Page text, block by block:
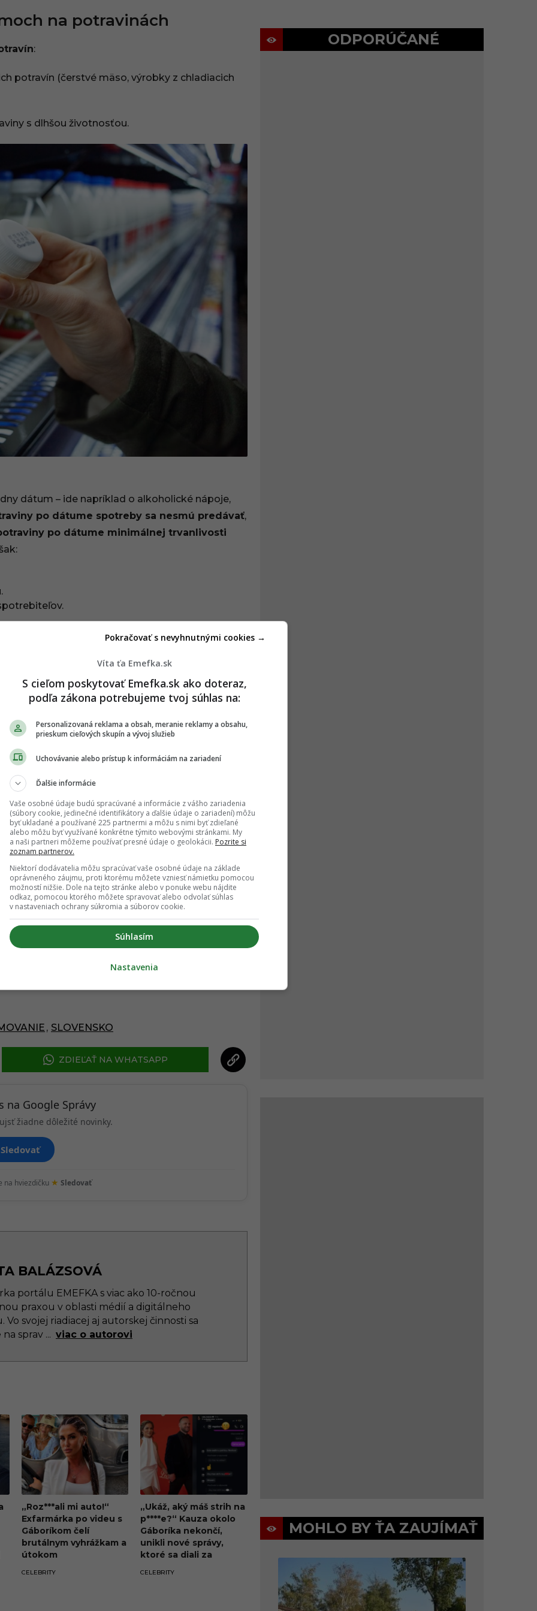
na potravinách
:
potravín (čerstvé mäso, výrobky z chladiacich
s dlhšou životnosťou.
dátum – ide napríklad o alkoholické nápoje,
po dátume spotreby sa nesmú predávať,
po dátume minimálnej trvanlivosti
je možné navyše podať podnet príslušnému
a potravinová správa Slovenskej republiky,“
buď výmenu za bezchybný produkt, alebo
Je dôležité poznamenať, že aj pri nákupe
právo na reklamáciu, ak predajca nedodržal
ŤA ZAUJÍMAŤ:
je povolené pridávať do pečiva či do
Nájdeš ho v týchto potravinách
ĎALŠÍ ČLÁNOK
, SLOVENSKO
ZDIEĽAŤ NA WHATSAPP
na Google Správy
žiadne dôležité novinky.
Sledovať
na hviezdičku ★ Sledovať
BALÁZSOVÁ
portálu EMEFKA s viac ako 10-ročnou
praxou v oblasti médií a digitálneho
Vo svojej riadiacej aj autorskej činnosti sa
na sprav ... viac o autorovi
„Roz***ali mi auto!“
Exfarmárka po videu s
Gáboríkom čelí
brutálnym vyhrážkam a
útokom
CELEBRITY
„Ukáž, aký máš strih na
p****e?“ Kauza okolo
Gáboríka nekončí,
unikli nové správy,
ktoré sa diali za
CELEBRITY
ODPORÚČANÉ
MOHLO BY ŤA ZAUJÍMAŤ
Víta ťa Emefka.sk
S cieľom poskytovať Emefka.sk ako doteraz,
podľa zákona potrebujeme tvoj súhlas na:
Personalizovaná reklama a obsah, meranie reklamy a obsahu,
prieskum cieľových skupín a vývoj služieb
Uchovávanie alebo prístup k informáciám na zariadení
Ďalšie informácie
Vaše osobné údaje budú spracúvané a informácie z vášho zariadenia
(súbory cookie, jedinečné identifikátory a ďalšie údaje o zariadení) môžu
byť ukladané a používané 225 partnermi a môžu s nimi byť zdieľané
alebo môžu byť využívané konkrétne týmito webovými stránkami. My
a naši partneri môžeme používať presné údaje o geolokácii. Pozrite si
zoznam partnerov.
Niektorí dodávatelia môžu spracúvať vaše osobné údaje na základe
oprávneného záujmu, proti ktorému môžete vzniesť námietku pomocou
možností nižšie. Dole na tejto stránke alebo v ponuke webu nájdite
odkaz, pomocou ktorého môžete spravovať alebo odvolať súhlas
v nastaveniach ochrany súkromia a súborov cookie.
Súhlasím
Pokračovať s nevyhnutnými cookies →
Nastavenia